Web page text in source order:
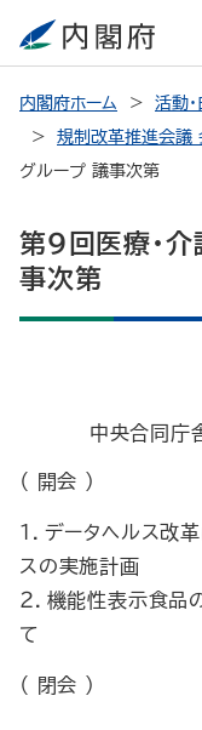
内閣府ホーム 活動
規制改革推進会議
グループ 議事次第
第９回医療・
事次第
中央合同庁
（ 開会 ）
１．データヘルス改
スの実施計画
２．機能性表示食品
て
（ 閉会 ）